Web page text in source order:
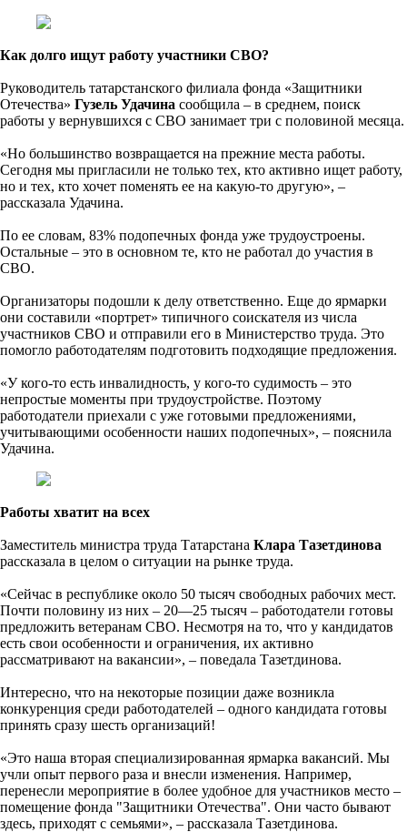
Как долго ищут работу участники СВО?
Руководитель татарстанского филиала фонда «Защитники
Отечества» Гузель Удачина сообщила – в среднем, поиск
работы у вернувшихся с СВО занимает три с половиной месяца.
«Но большинство возвращается на прежние места работы.
Сегодня мы пригласили не только тех, кто активно ищет работу,
но и тех, кто хочет поменять ее на какую-то другую», –
рассказала Удачина.
По ее словам, 83% подопечных фонда уже трудоустроены.
Остальные – это в основном те, кто не работал до участия в
СВО.
Организаторы подошли к делу ответственно. Еще до ярмарки
они составили «портрет» типичного соискателя из числа
участников СВО и отправили его в Министерство труда. Это
помогло работодателям подготовить подходящие предложения.
«У кого-то есть инвалидность, у кого-то судимость – это
непростые моменты при трудоустройстве. Поэтому
работодатели приехали с уже готовыми предложениями,
учитывающими особенности наших подопечных», – пояснила
Удачина.
Работы хватит на всех
Заместитель министра труда Татарстана Клара Тазетдинова
рассказала в целом о ситуации на рынке труда.
«Сейчас в республике около 50 тысяч свободных рабочих мест.
Почти половину из них – 20—25 тысяч – работодатели готовы
предложить ветеранам СВО. Несмотря на то, что у кандидатов
есть свои особенности и ограничения, их активно
рассматривают на вакансии», – поведала Тазетдинова.
Интересно, что на некоторые позиции даже возникла
конкуренция среди работодателей – одного кандидата готовы
принять сразу шесть организаций!
«Это наша вторая специализированная ярмарка вакансий. Мы
учли опыт первого раза и внесли изменения. Например,
перенесли мероприятие в более удобное для участников место –
помещение фонда "Защитники Отечества". Они часто бывают
здесь, приходят с семьями», – рассказала Тазетдинова.